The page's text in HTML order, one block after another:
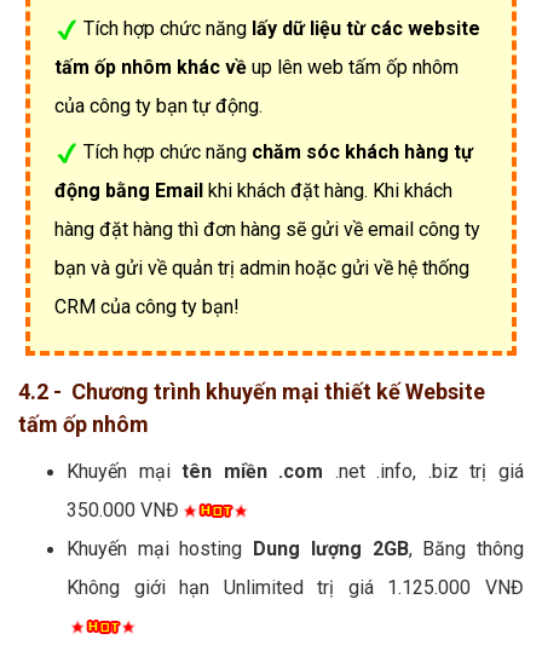
Tích hợp chức năng lấy dữ liệu từ các website
tấm ốp nhôm khác về up lên web tấm ốp nhôm
của công ty bạn tự động.
Tích hợp chức năng chăm sóc khách hàng tự
động bằng Email khi khách đặt hàng. Khi khách
hàng đặt hàng thì đơn hàng sẽ gửi về email công ty
bạn và gửi về quản trị admin hoặc gửi về hệ thống
CRM của công ty bạn!
4.2 - Chương trình khuyến mại thiết kế Website
tấm ốp nhôm
Khuyến mạitên miền .com .net .info, .biz trị giá
350.000 VNĐ
Khuyến mại hosting Dung lượng 2GB, Băng thông
Không giới hạn Unlimited trị giá 1.125.000 VNĐ